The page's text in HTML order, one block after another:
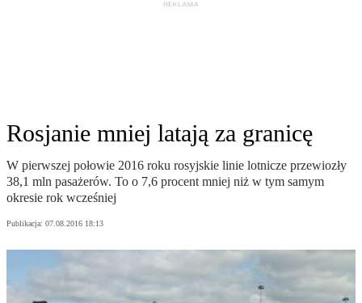
Rosjanie mniej latają za granicę
W pierwszej połowie 2016 roku rosyjskie linie lotnicze przewiozły
38,1 mln pasażerów. To o 7,6 procent mniej niż w tym samym
okresie rok wcześniej
Publikacja: 07.08.2016 18:13